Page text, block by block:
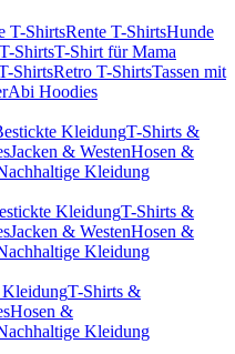
T-ShirtsRente T-ShirtsHunde
ShirtsT-Shirt für Mama
ShirtsRetro T-ShirtsTassen mit
Abi Hoodies
KleidungT-Shirts &
Jacken & WestenHosen &
Kleidung
KleidungT-Shirts &
Jacken & WestenHosen &
Kleidung
T-Shirts &
Hosen &
Kleidung